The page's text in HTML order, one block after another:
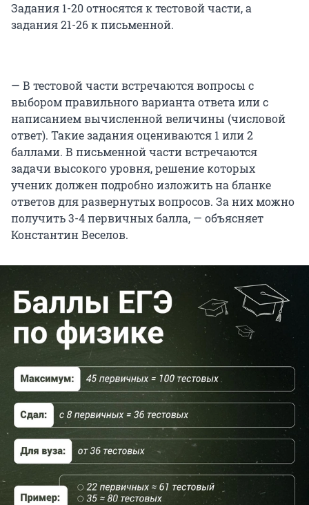
Задания 1-20 относятся к тестовойчасти, а
задания 21-26 к письменной.
— В тестовой части встречаются вопросы с
выбором правильного варианта ответа или с
написанием вычисленной величины (числовой
ответ). Такие задания оцениваются 1 или 2
баллами. В письменной части встречаются
задачи высокого уровня, решение которых
ученик должен подробно изложить на бланке
ответов для развернутых вопросов. За них можно
получить 3-4 первичных балла, — объясняет
Константин Веселов.